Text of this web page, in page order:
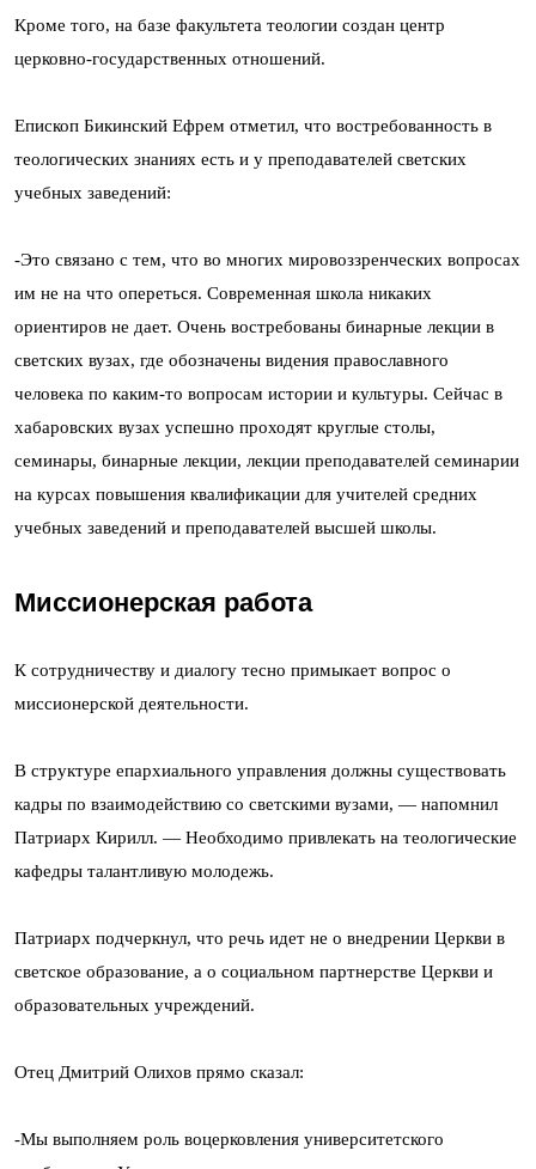
Кроме того, на базе факультета теологии создан центр
церковно-государственных отношений.
Епископ Бикинский Ефрем отметил, что востребованность в
теологических знаниях есть и у преподавателей светских
учебных заведений:
-Это связано с тем, что во многих мировоззренческих вопросах
им не на что опереться. Современная школа никаких
ориентиров не дает. Очень востребованы бинарные лекции в
светских вузах, где обозначены видения православного
человека по каким-то вопросам истории и культуры. Сейчас в
хабаровских вузах успешно проходят круглые столы,
семинары, бинарные лекции, лекции преподавателей семинарии
на курсах повышения квалификации для учителей средних
учебных заведений и преподавателей высшей школы.
Миссионерская работа
К сотрудничеству и диалогу тесно примыкает вопрос о
миссионерской деятельности.
В структуре епархиального управления должны существовать
кадры по взаимодействию со светскими вузами, — напомнил
Патриарх Кирилл. — Необходимо привлекать на теологические
кафедры талантливую молодежь.
Патриарх подчеркнул, что речь идет не о внедрении Церкви в
светское образование, а о социальном партнерстве Церкви и
образовательных учреждений.
Отец Дмитрий Олихов прямо сказал:
-Мы выполняем роль воцерковления университетского